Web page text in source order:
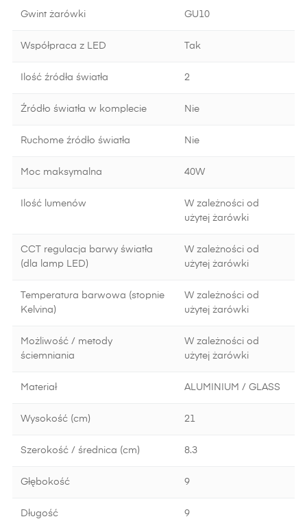
Gwint żarówki GU10
Współpraca z LED Tak
Ilość źródła światła 2
Źródło światła w komplecie Nie
Ruchome źródło światła Nie
Moc maksymalna 40W
Ilość lumenów
W zależności od
użytej żarówki
CCT regulacja barwy światła
(dla lamp LED)
W zależności od
użytej żarówki
Temperatura barwowa (stopnie
Kelvina)
W zależności od
użytej żarówki
Możliwość / metody
ściemniania
W zależności od
użytej żarówki
Materiał ALUMINIUM / GLASS
Wysokość (cm) 21
Szerokość / średnica (cm) 8.3
Głębokość 9
Długość 9